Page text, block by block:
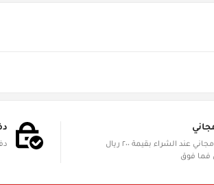
الشحن مجاني عند الشراء بقيمة ٢٠٠ ريال
فوق